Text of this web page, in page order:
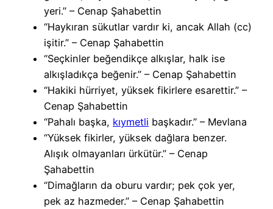
yeri.” – Cenap Şahabettin
“Haykıran sükutlar vardır ki, ancak Allah (cc)
işitir.” – Cenap Şahabettin
“Seçkinler beğendikçe alkışlar, halk ise
alkışladıkça beğenir.” – Cenap Şahabettin
“Hakiki hürriyet, yüksek fikirlere esarettir.” –
Cenap Şahabettin
“Pahalı başka, kıymetli başkadır.” – Mevlana
“Yüksek fikirler, yüksek dağlara benzer.
Alışık olmayanları ürkütür.” – Cenap
Şahabettin
“Dimağların da oburu vardır; pek çok yer,
pek az hazmeder.” – Cenap Şahabettin